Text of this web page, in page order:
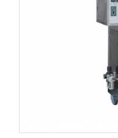
УПАКОВОЧНЫЕ
УЗНАТЬ ЦЕНУ
Станки для
концентрированных
серии JND-
производственную